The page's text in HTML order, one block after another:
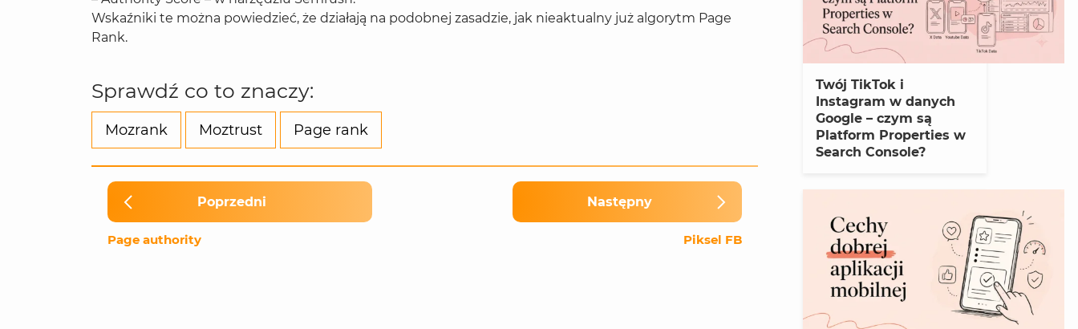
Wskaźniki te można powiedzieć, że działają na podobnej zasadzie, jak nieaktualny już algorytm Page
Rank.
Sprawdź co to znaczy:
Mozrank Moztrust Page rank
Poprzedni
Page authority
Następny
Piksel FB
Twój TikTok i
Instagram w danych
Google – czym są
Platform Properties w
Search Console?